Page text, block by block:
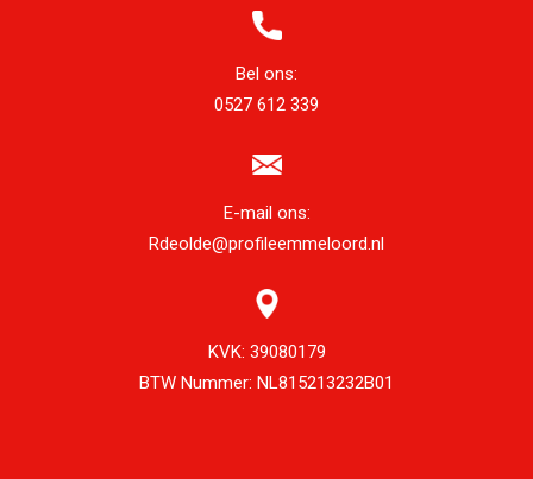
Bel ons:
0527 612 339
E-mail ons:
Rdeolde@profileemmeloord.nl
KVK: 39080179
BTW Nummer: NL815213232B01